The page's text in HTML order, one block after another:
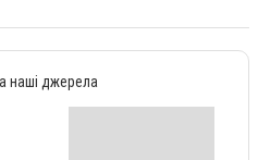
наші джерела